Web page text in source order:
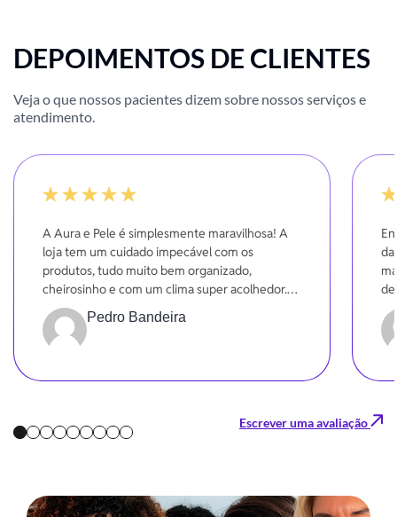
DEPOIMENTOS DE CLIENTES
Veja o que nossos pacientes dizem sobre nossos serviços e
atendimento.
A Aura e Pele é simplesmente maravilhosa! A
loja tem um cuidado impecável com os
produtos, tudo muito bem organizado,
cheirosinho e com um clima super acolhedor.
Dá pra sentir o carinho em cada detalhe!
Pedro Bandeira
Escrever uma avaliação